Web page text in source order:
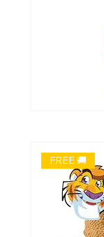
FREE 🚚